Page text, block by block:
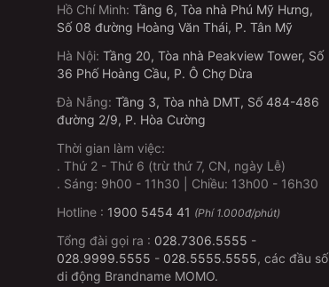
Hồ Chí Minh: Tầng 6, Tòa nhà Phú Mỹ Hưng,
Số 08 đường Hoàng Văn Thái, P. Tân Mỹ
Hà Nội: Tầng 20, Tòa nhà Peakview Tower, Số
36 Phố Hoàng Cầu, P. Ô Chợ Dừa
Đà Nẵng: Tầng 3, Tòa nhà DMT, Số 484-486
đường 2/9, P. Hòa Cường
Thời gian làm việc:
. Thứ 2 - Thứ 6 (trừ thứ 7, CN, ngày Lễ)
. Sáng: 9h00 - 11h30 | Chiều: 13h00 - 16h30
Hotline : 1900 5454 41 (Phí 1.000đ/phút)
Tổng đài gọi ra : 028.7306.5555 -
028.9999.5555 - 028.5555.5555, các đầu số
di động Brandname MOMO.